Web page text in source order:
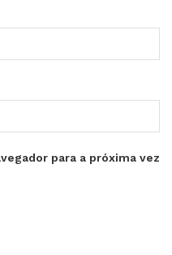
para a próxima vez